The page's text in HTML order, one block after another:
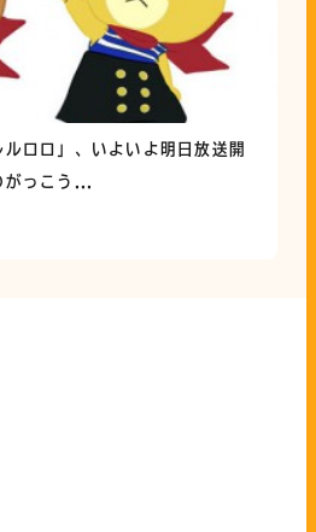
ロロ」、いよいよ明日放送開
がっこう...